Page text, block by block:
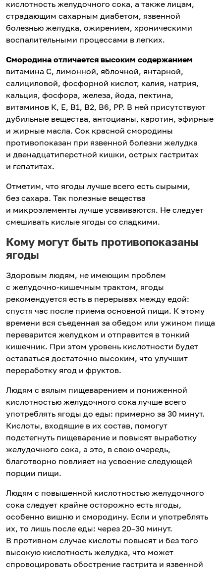
кислотность желудочного сока, а также лицам,
страдающим сахарным диабетом, язвенной
болезнью желудка, ожирением, хроническими
воспалительными процессами в легких.
Смородина отличается высоким содержанием
витамина С, лимонной, яблочной, янтарной,
салициловой, фосфорной кислот, калия, натрия,
кальция, фосфора, железа, йода, пектина,
витаминов К, Е, В1, В2, В6, РР. В ней присутствуют
дубильные вещества, антоцианы, каротин, эфирные
и жирные масла. Сок красной смородины
противопоказан при язвенной болезни желудка
и двенадцатиперстной кишки, острых гастритах
и гепатитах.
Отметим, что ягоды лучше всего есть сырыми,
без сахара. Так полезные вещества
и микроэлементы лучше усваиваются. Не следует
смешивать кислые ягоды со сладкими.
Кому могут быть противопоказаны
ягоды
Здоровым людям, не имеющим проблем
с желудочно-кишечным трактом, ягоды
рекомендуется есть в перерывах между едой:
спустя час после приема основной пищи. К этому
времени вся съеденная за обедом или ужином пища
переварится желудком и отправится в тонкий
кишечник. При этом уровень кислотности будет
оставаться достаточно высоким, что улучшит
переработку ягод и фруктов.
Людям с вялым пищеварением и пониженной
кислотностью желудочного сока лучше всего
употреблять ягоды до еды: примерно за 30 минут.
Кислоты, входящие в их состав, помогут
подстегнуть пищеварение и повысят выработку
желудочного сока, а это, в свою очередь,
благотворно повлияет на усвоение следующей
порции пищи.
Людям с повышенной кислотностью желудочного
сока следует крайне осторожно есть ягоды,
особенно вишню и смородину. Если и употреблять
их, то лишь после еды: через 20–30 минут.
В противном случае кислоты повысят и без того
высокую кислотность желудка, что может
спровоцировать обострение гастрита и язвенной